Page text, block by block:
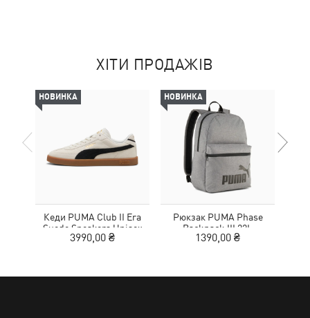
ХІТИ ПРОДАЖІВ
НОВИНКА
Кеди PUMA Club II Era
Suede Sneakers Unisex
3990,00 ₴
НОВИНКА
Рюкзак PUMA Phase
Backpack III 22L
1390,00 ₴